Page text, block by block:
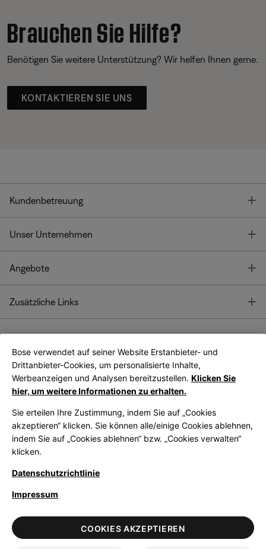
Brauchen Sie Hilfe?
Benötigen Sie weitere Unterstützung? Wir helfen Ihnen gerne.
KONTAKTIEREN SIE UNS
Kundenbetreuung
Unser Unternehmen
Angebote
Zusätzliche Links
Bose App
Bose Connect
App
LegalDatenschutzrichtlinieZugänglichkeitHinweis zu Cookies
VerkaufsbedingungenNutzungsbedingungen
Bose verwendet auf seiner Website Erstanbieter- und
Drittanbieter-Cookies, um personalisierte Inhalte,
Werbeanzeigen und Analysen bereitzustellen. Klicken Sie
hier, um weitere Informationen zu erhalten.
Sie erteilen Ihre Zustimmung, indem Sie auf „Cookies
akzeptieren“ klicken. Sie können alle/einige Cookies ablehnen,
indem Sie auf „Cookies ablehnen“ bzw. „Cookies verwalten“
klicken.
Datenschutzrichtlinie
Impressum
COOKIES AKZEPTIEREN